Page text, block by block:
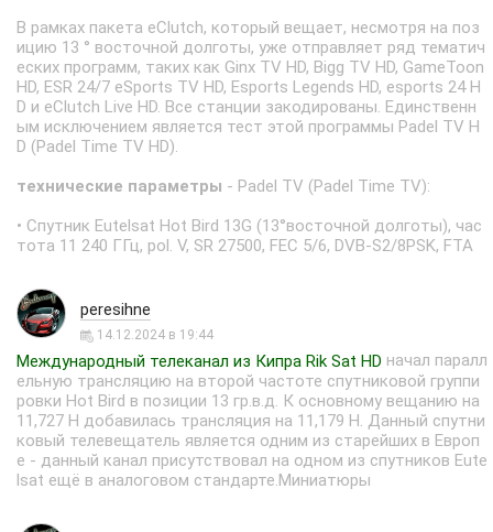
В рамках пакета eClutch, который вещает, несмотря на поз
ицию 13 ° восточной долготы, уже отправляет ряд тематич
еских программ, таких как Ginx TV HD, Bigg TV HD, GameToon
HD, ESR 24/7 eSports TV HD, Esports Legends HD, esports 24 H
D и eClutch Live HD. Все станции закодированы. Единственн
ым исключением является тест этой программы Padel TV H
D (Padel Time TV HD).
технические параметры - Padel TV (Padel Time TV):
• Спутник Eutelsat Hot Bird 13G (13°восточной долготы), час
тота 11 240 ГГц, pol. V, SR 27500, FEC 5/6, DVB-S2/8PSK, FTA
peresihne
14.12.2024 в 19:44
Международный телеканал из Кипра Rik Sat HD начал паралл
ельную трансляцию на второй частоте спутниковой группи
ровки Hot Bird в позиции 13 гр.в.д. К основному вещанию на
11,727 H добавилась трансляция на 11,179 H. Данный спутни
ковый телевещатель является одним из старейших в Европ
е - данный канал присутствовал на одном из спутников Eute
lsat ещё в аналоговом стандарте.Миниатюры